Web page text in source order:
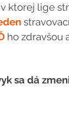
v ktorej lige
ho zdravšou
sa dá